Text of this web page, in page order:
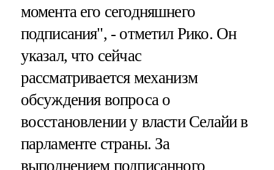
момента его сегодняшнего
подписания", - отметил Рико. Он
указал, что сейчас
рассматривается механизм
обсуждения вопроса о
восстановлении у власти Селайи в
парламенте страны. За
выполнением подписанного